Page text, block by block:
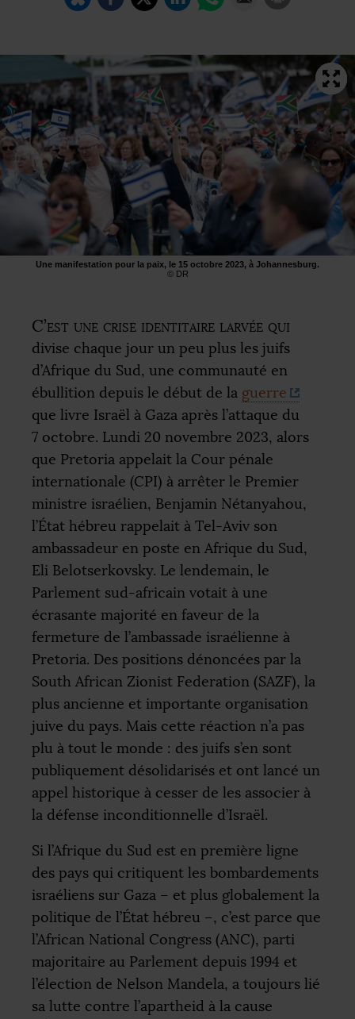
Une manifestation pour la paix, le 15 octobre 2023, à Johannesburg.
© DR
C’est une crise identitaire larvée qui
divise chaque jour un peu plus les juifs
d’Afrique du Sud, une communauté en
ébullition depuis le début de la guerre
que livre Israël à Gaza après l’attaque du
7 octobre. Lundi 20 novembre 2023, alors
que Pretoria appelait la Cour pénale
internationale (CPI) à arrêter le Premier
ministre israélien, Benjamin Nétanyahou,
l’État hébreu rappelait à Tel-Aviv son
ambassadeur en poste en Afrique du Sud,
Eli Belotserkovsky. Le lendemain, le
Parlement sud-africain votait à une
écrasante majorité en faveur de la
fermeture de l’ambassade israélienne à
Pretoria. Des positions dénoncées par la
South African Zionist Federation (SAZF), la
plus ancienne et importante organisation
juive du pays. Mais cette réaction n’a pas
plu à tout le monde : des juifs s’en sont
publiquement désolidarisés et ont lancé un
appel historique à cesser de les associer à
la défense inconditionnelle d’Israël.
Si l’Afrique du Sud est en première ligne
des pays qui critiquent les bombardements
israéliens sur Gaza – et plus globalement la
politique de l’État hébreu –, c’est parce que
l’African National Congress (ANC), parti
majoritaire au Parlement depuis 1994 et
l’élection de Nelson Mandela, a toujours lié
sa lutte contre l’apartheid à la cause